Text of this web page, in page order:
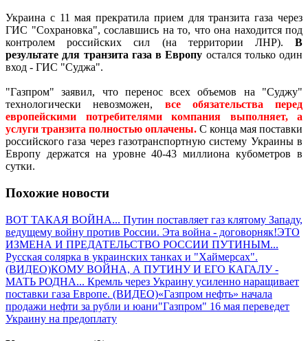
Украина с 11 мая прекратила прием для транзита газа через
ГИС "Сохрановка", сославшись на то, что она находится под
контролем российских сил (на территории ЛНР). В
результате для транзита газа в Европу остался только один
вход - ГИС "Суджа".
"Газпром" заявил, что перенос всех объемов на "Суджу"
технологически невозможен, все обязательства перед
европейскими потребителями компания выполняет, а
услуги транзита полностью оплачены. С конца мая поставки
российского газа через газотранспортную систему Украины в
Европу держатся на уровне 40-43 миллиона кубометров в
сутки.
Похожие новости
ВОТ ТАКАЯ ВОЙНА... Путин поставляет газ клятому Западу,
ведущему войну против России. Эта война - договорняк!ЭТО
ИЗМЕНА И ПРЕДАТЕЛЬСТВО РОССИИ ПУТИНЫМ...
Русская солярка в украинских танках и "Хаймерсах".
(ВИДЕО)КОМУ ВОЙНА, А ПУТИНУ И ЕГО КАГАЛУ -
МАТЬ РОДНА... Кремль через Украину усиленно наращивает
поставки газа Европе. (ВИДЕО)«Газпром нефть» начала
продажи нефти за рубли и юани"Газпром" 16 мая переведет
Украину на предоплату